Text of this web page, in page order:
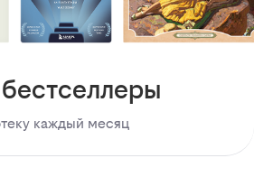
каждый месяц